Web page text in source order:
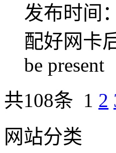
发布时间
配好网卡
be present
共108条 1 2
网站分类